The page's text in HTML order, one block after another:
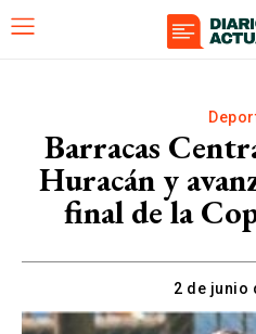
Barracas
Huracán y
final de la
2 de junio